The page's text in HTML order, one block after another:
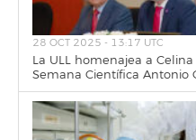
28 OCT 2025 - 13:17 UTC
La ULL homenajea a
Semana Científica Antonio